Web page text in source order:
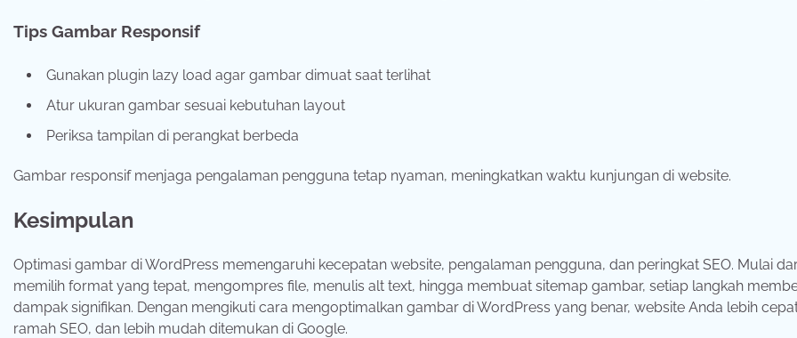
Tips Gambar Responsif
Gunakan plugin lazy load agar gambar dimuat saat terlihat
Atur ukuran gambar sesuai kebutuhan layout
Periksa tampilan di perangkat berbeda
Gambar responsif menjaga pengalaman pengguna tetap nyaman, meningkatkan waktu kunjungan di website.
Kesimpulan
Optimasi gambar di WordPress memengaruhi kecepatan website, pengalaman pengguna, dan peringkat SEO. Mulai
memilih format yang tepat, mengompres file, menulis alt text, hingga membuat sitemap gambar, setiap langkah
dampak signifikan. Dengan mengikuti cara mengoptimalkan gambar di WordPress yang benar, website Anda lebih
ramah SEO, dan lebih mudah ditemukan di Google.